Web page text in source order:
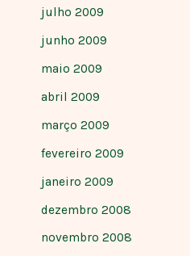
julho 2009
junho 2009
maio 2009
abril 2009
março 2009
fevereiro 2009
janeiro 2009
dezembro 2008
novembro 2008